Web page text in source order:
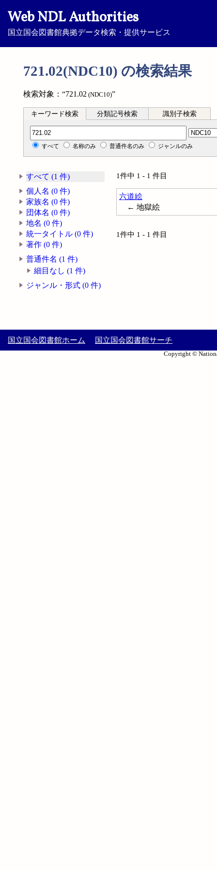
Web NDL Authorities
国立国会図書館典拠データ検索・提供サービス
721.02(NDC10) の検索結果
検索対象：“721.02 (NDC10)”
キーワード検索 分類記号検索 識別子検索
分類記号検索
すべて 名称のみ 普通件名のみ ジャンルのみ
すべて (1 件)
個人名 (0 件)
家族名 (0 件)
団体名 (0 件)
地名 (0 件)
統一タイトル (0 件)
著作 (0 件)
普通件名 (1 件)
細目なし (1 件)
ジャンル・形式 (0 件)
1件中 1 - 1 件目
六道絵
← 地獄絵
1件中 1 - 1 件目
国立国会図書館ホーム 国立国会図書館サーチ
Copyright ©